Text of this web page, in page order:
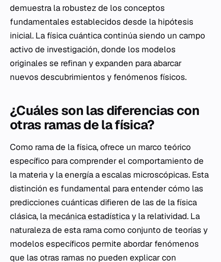
demuestra la robustez de los conceptos
fundamentales establecidos desde la hipótesis
inicial. La física cuántica continúa siendo un campo
activo de investigación, donde los modelos
originales se refinan y expanden para abarcar
nuevos descubrimientos y fenómenos físicos.
¿Cuáles son las diferencias con
otras ramas de la física?
Como rama de la física, ofrece un marco teórico
específico para comprender el comportamiento de
la materia y la energía a escalas microscópicas. Esta
distinción es fundamental para entender cómo las
predicciones cuánticas difieren de las de la física
clásica, la mecánica estadísticay la relatividad. La
naturaleza de esta rama como conjunto de teorías y
modelos específicos permite abordar fenómenos
que las otras ramas no pueden explicar con